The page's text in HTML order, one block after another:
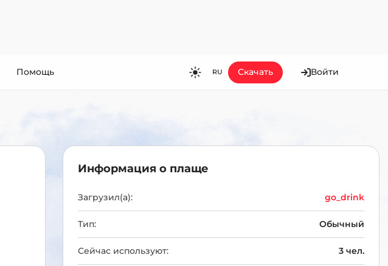
Помощь RU
KO
Скачать Войти
Информация о плаще
Загрузил(а): go_drink
Тип: Обычный
Сейчас используют: 3 чел.